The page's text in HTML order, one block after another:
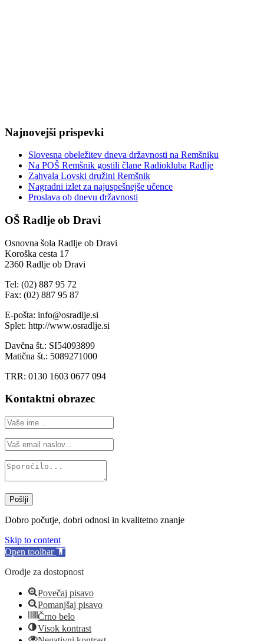
Najnovejši prispevki
Slovesna obeležitev dneva državnosti na Remšniku
Na POŠ Remšnik gostili člane Radiokluba Radlje
Zahvala Lovski družini Remšnik
Nagradni izlet za najuspešnejše učence
Proslava ob dnevu državnosti
OŠ Radlje ob Dravi
Osnovna šola Radlje ob Dravi
Koroška cesta 17
2360 Radlje ob Dravi
Tel: (02) 887 95 72
Fax: (02) 887 95 87
E-pošta: info@osradlje.si
Splet: http://www.osradlje.si
Davčna št.: SI54093899
Matična št.: 5089271000
TRR: 0130 1603 0677 094
Kontaktni obrazec
Pošlji
Dobro počutje, dobri odnosi in kvalitetno znanje
Skip to content
Open toolbar
Orodje za dostopnost
Povečaj pisavo
Pomanjšaj pisavo
Črno belo
Visok kontrast